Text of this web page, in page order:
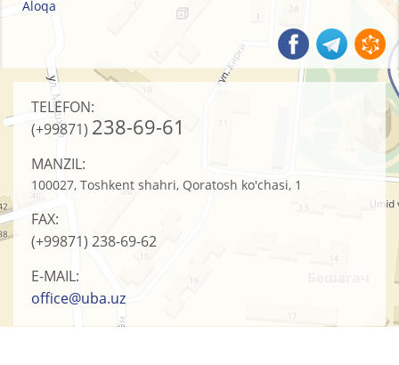
Aloqa
TELEFON:
(+99871) 238-69-61
MANZIL:
100027, Toshkent shahri, Qoratosh ko'chasi, 1
FAX:
(+99871) 238-69-62
E-MAIL:
office@uba.uz